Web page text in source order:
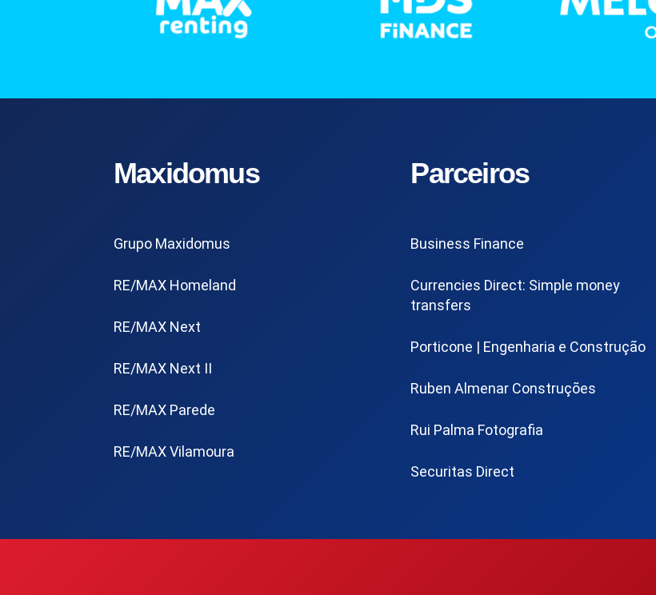
Maxidomus
Grupo Maxidomus
RE/MAX Homeland
RE/MAX Next
RE/MAX Next II
RE/MAX Parede
RE/MAX Vilamoura
Parceiros
Business Finance
Currencies Direct: Simple money
transfers
Porticone | Engenharia e Construção
Ruben Almenar Construções
Rui Palma Fotografia
Securitas Direct